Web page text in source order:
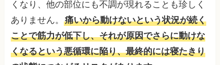
くなり、他の部位にも不調が現れることも珍しく
ありません。痛いから動けないという状況が続く
ことで筋力が低下し、それが原因でさらに動けな
くなるという悪循環に陥り、最終的には寝たきり